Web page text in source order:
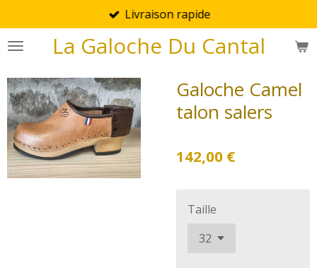
au
contenu
La Galoche Du Cantal
Livraison rapide
Galoche Camel
talon salers
142,00 €
Taille